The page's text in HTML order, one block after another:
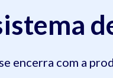
encerra com a